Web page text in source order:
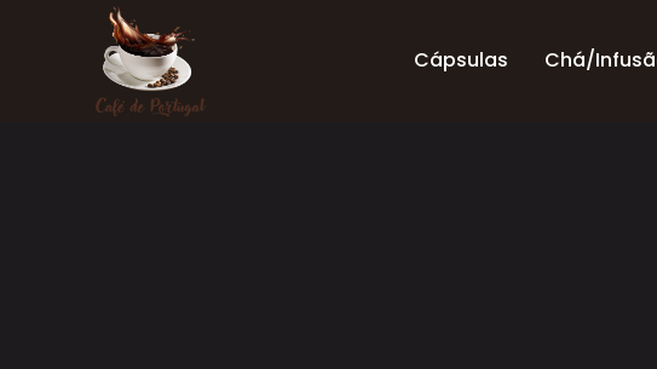
Cápsulas Chá/